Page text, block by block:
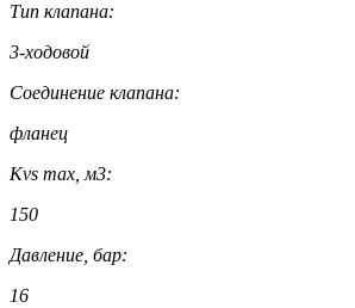
Тип клапана:
3-ходовой
Соединение клапана:
фланец
Kvs max, м3:
150
Давление, бар:
16